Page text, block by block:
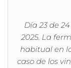
Día 23 de
2025. La
habitual en
caso de los